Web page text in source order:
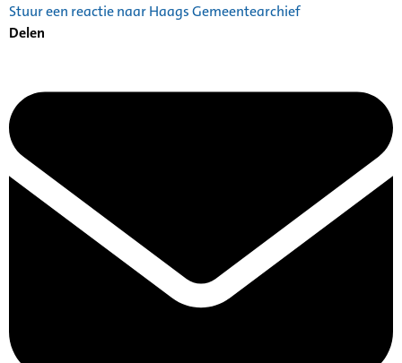
Stuur een reactie naar Haags Gemeentearchief
Delen